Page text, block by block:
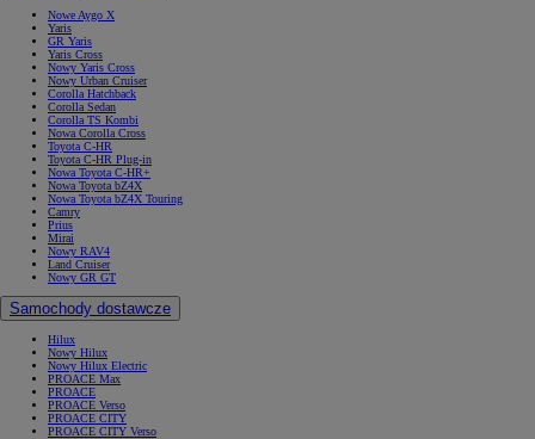
Nowe Aygo X
Yaris
GR Yaris
Yaris Cross
Nowy Yaris Cross
Nowy Urban Cruiser
Corolla Hatchback
Corolla Sedan
Corolla TS Kombi
Nowa Corolla Cross
Toyota C-HR
Toyota C-HR Plug-in
Nowa Toyota C-HR+
Nowa Toyota bZ4X
Nowa Toyota bZ4X Touring
Camry
Prius
Mirai
Nowy RAV4
Land Cruiser
Nowy GR GT
Samochody dostawcze
Hilux
Nowy Hilux
Nowy Hilux Electric
PROACE Max
PROACE
PROACE Verso
PROACE CITY
PROACE CITY Verso